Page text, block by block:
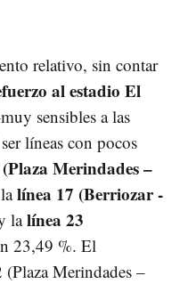
relativo, sin contar
al estadio El
sensibles a las
líneas con pocos
Merindades –
línea 17 (Berriozar -
lalínea 23
23,49 %. El
Merindades –